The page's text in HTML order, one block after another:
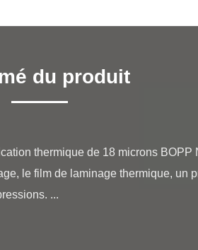
du produit
le film de laminage thermique, un
...